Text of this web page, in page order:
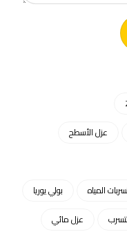
عزل الأسطح
المياه
بولي يوريا
عزل مائي